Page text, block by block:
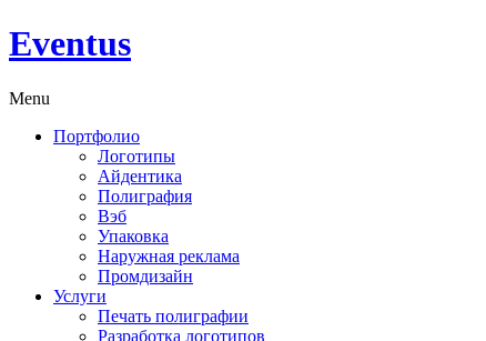
Eventus
Menu
Портфолио
Логотипы
Айдентика
Полиграфия
Вэб
Упаковка
Наружная реклама
Промдизайн
Услуги
Печать полиграфии
Разработка логотипов